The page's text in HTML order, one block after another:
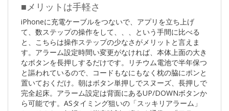
■メリットは手軽さ
iPhoneに充電ケーブルをつないで、アプリを立ち上げ
て、数ステップの操作をして、、、という手間に比べる
と、こちらは操作ステップの少なさがメリットと言えま
す。アラーム設定時間い変更がなければ、本体上面の大き
なボタンを長押しするだけです。リチウム電池で半年保つ
と謳われているので、コードもなにもなく枕の脇にポンと
置いておくだけ。朝はボタン単押しでスヌーズ、長押しで
完全起床。アラーム設定は背面にあるUP/DOWNボタンか
ら可能です。ASタイミング狙いの「スッキリアラーム」